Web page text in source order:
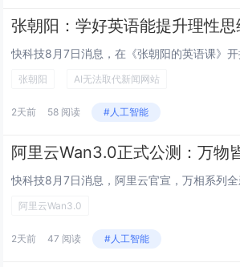
张朝阳 AI无法取代新闻网站
2天前 58 阅读 #人工智能
阿里云Wan3.0
2天前 47 阅读 #人工智能